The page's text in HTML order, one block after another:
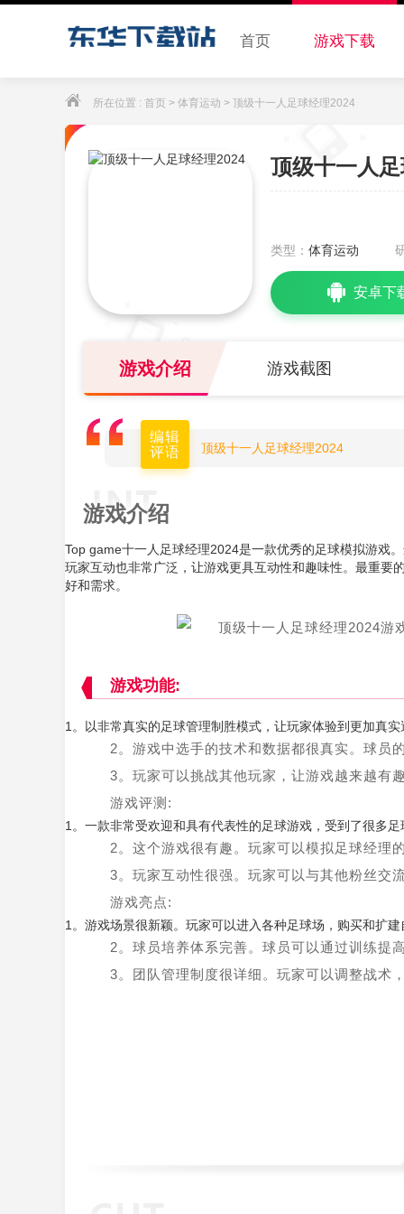
首页 游戏下载
所在位置 : 首页 > 体育运动 > 顶级十一人足球经理2024
顶级十一人
类型： 体育运动
安卓下
游戏介绍 游戏截图
编辑
评语
顶级十一人足球经理2024
游戏介绍
Top game十一人足球经理2024是一款优秀的足球模拟游戏
玩家互动也非常广泛，让游戏更具互动性和趣味性。最重要
好和需求。
游戏功能:
1。以非常真实的足球管理制胜模式，让玩家体验到更加真
2。游戏中选手的技术和数据都很真实。球员
3。玩家可以挑战其他玩家，让游戏越来越有
游戏评测:
1。一款非常受欢迎和具有代表性的足球游戏，受到了很多
2。这个游戏很有趣。玩家可以模拟足球经理
3。玩家互动性很强。玩家可以与其他粉丝交
游戏亮点:
1。游戏场景很新颖。玩家可以进入各种足球场，购买和扩
2。球员培养体系完善。球员可以通过训练提
3。团队管理制度很详细。玩家可以调整战术